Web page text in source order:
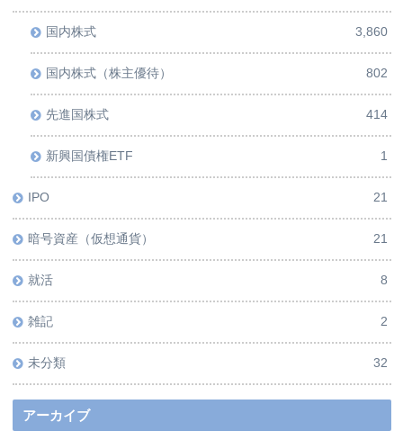
国内株式 3,860
国内株式（株主優待） 802
先進国株式 414
新興国債権ETF 1
IPO 21
暗号資産（仮想通貨） 21
就活 8
雑記 2
未分類 32
アーカイブ